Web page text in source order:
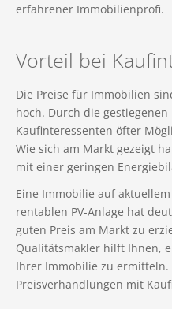
erfahrener Immobilienprofi.
Vorteil bei
Die Preise für Immobilien
hoch. Durch die
Kaufinteressenten öfter
Wie sich am Markt gezeigt
mit einer geringen
Eine Immobilie auf
rentablen PV-Anlage hat
guten Preis am Markt zu
Qualitätsmakler hilft Ihnen,
Ihrer Immobilie zu
Preisverhandlungen mit